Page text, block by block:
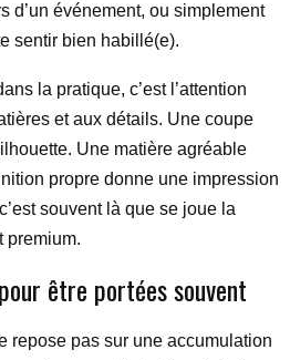
d’un événement, ou simplement
sentir bien habillé(e).
la pratique, c’est l’attention
et aux détails. Une coupe
Une matière agréable
propre donne une impression
souvent là que se joue la
premium.
être portées souvent
repose pas sur une accumulation